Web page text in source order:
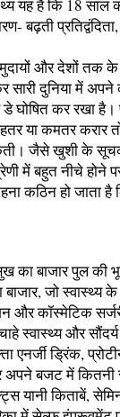
यह है कि 18 साल
बढ़ती प्रतिद्वंदिता,
और देशों तक
दुनिया में अपने
घोषित कर रखा है।
या कमतर करार
जैसे खुशी के
में बहुत नीचे होने
कठिन हो जाता है
का बाजार पुल की
जो स्वास्थ्य के
और कॉस्मेटिक
और सौंदर्य
एनर्जी ड्रिंक,
बजट में कितनी
किताबें,